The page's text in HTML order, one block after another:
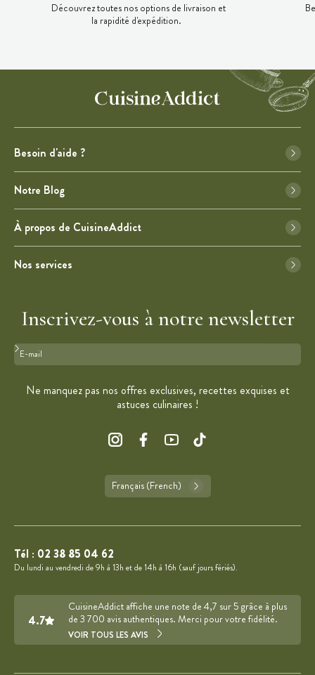
Découvrez toutes nos options de livraison et
la rapidité d'expédition.
Besoin d'aide ?
Notre Blog
À propos de CuisineAddict
Nos services
Inscrivez-vous à notre newsletter
Format : adresse@email.com
Ne manquez pas nos offres exclusives, recettes exquises et
astuces culinaires !
Français (French)
Tél : 02 38 85 04 62
Du lundi au vendredi de 9h à 13h et de 14h à 16h (sauf jours fériés).
4.7
CuisineAddict affiche une note de 4,7 sur 5 grâce à plus
de 3 700 avis authentiques. Merci pour votre fidélité.
VOIR TOUS LES AVIS